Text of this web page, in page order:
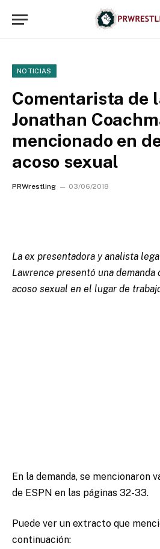
NOTICIAS
Comentarista de
Jonathan
mencionado en
acoso sexual
PRWrestling 03/06/2018
La ex presentadora y analista
Lawrence presentó una demanda
acoso sexual en el lugar de
En la demanda, se mencionaron
de ESPN en las páginas 32-33.
Puede ver un extracto que
continuación: